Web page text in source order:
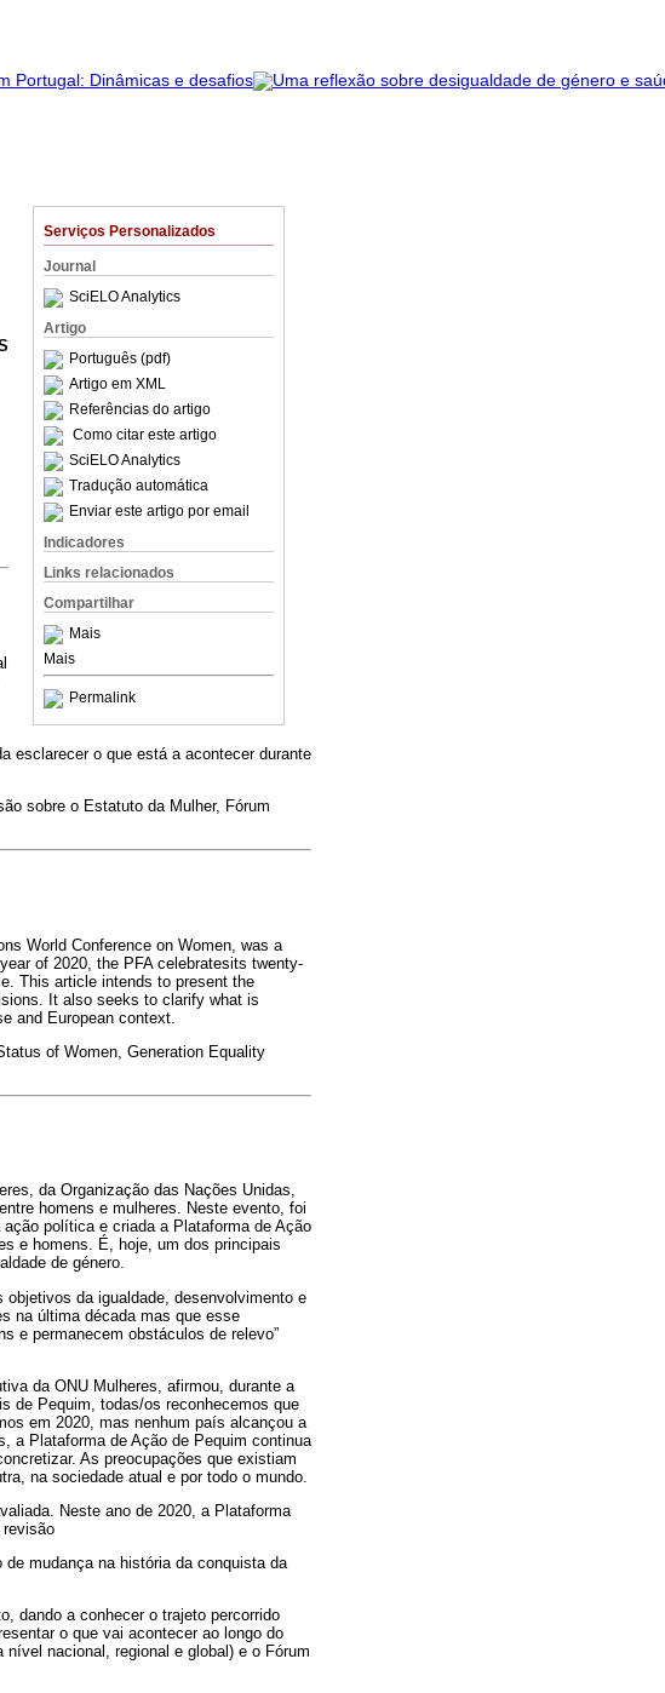
Serviços Personalizados
Journal
SciELO Analytics
Artigo
Português (pdf)
Artigo em XML
Referências do artigo
Como citar este artigo
SciELO Analytics
Tradução automática
Enviar este artigo por email
Indicadores
Links relacionados
Compartilhar
Mais
Mais
Permalink
esclarecer o que está a acontecer durante
sobre o Estatuto da Mulher, Fórum
World Conference on Women, was a
of 2020, the PFA celebratesits twenty-
This article intends to present the
It also seeks to clarify what is
and European context.
of Women, Generation Equality
da Organização das Nações Unidas,
homens e mulheres. Neste evento, foi
política e criada a Plataforma de Ação
e homens. É, hoje, um dos principais
de género.
da igualdade, desenvolvimento e
na última década mas que esse
e permanecem obstáculos de relevo”
da ONU Mulheres, afirmou, durante a
de Pequim, todas/os reconhecemos que
em 2020, mas nenhum país alcançou a
a Plataforma de Ação de Pequim continua
As preocupações que existiam
na sociedade atual e por todo o mundo.
Neste ano de 2020, a Plataforma
mudança na história da conquista da
dando a conhecer o trajeto percorrido
o que vai acontecer ao longo do
nacional, regional e global) e o Fórum